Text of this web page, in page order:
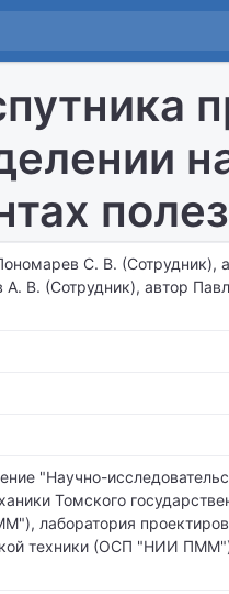
С. В. (Сотрудник),
А. В. (Сотрудник), автор
"Научно-
Томского
лаборатория
техники (ОСП "НИИ